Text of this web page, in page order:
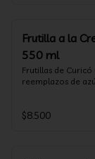
Frutilla a la
550 ml
Frutillas de
reemplazos de
$8.500